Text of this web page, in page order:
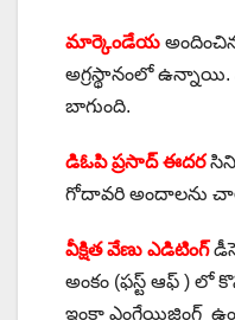
మార్కెండేయ
అగ్రస్థానంలో
బాగుంది.
డిఓపి ప్రసాద్ ఈదర
గోదావరి అందాలను
వీక్షిత వేణు ఎడిటింగ్
అంకం (ఫస్ట్ ఆఫ్ ) లో
ఇంకా ఎంగేయిజింగ్